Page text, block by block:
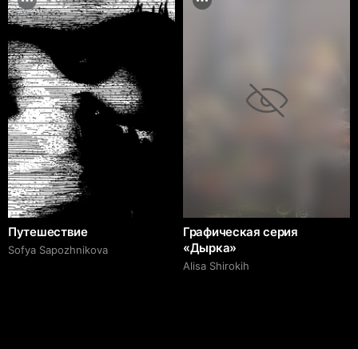
Путешествие
Sofya Sapozhnikova
Графическая серия
«Дырка»
Alisa Shirokih